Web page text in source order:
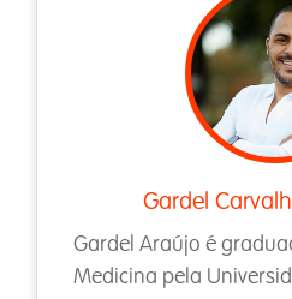
Gardel
Gardel Araújo é
Medicina pela